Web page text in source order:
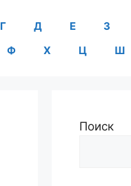
Г Д Е З
Ф Х Ц Ш
Поиск